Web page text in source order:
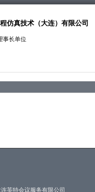
仿真技术（大连）有限公司
事长单位
英特会议服务有限公司